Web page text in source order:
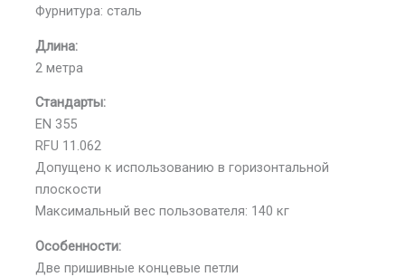
Фурнитура: сталь
Длина:
2 метра
Стандарты:
EN 355
RFU 11.062
Допущено к использованию в горизонтальной
плоскости
Максимальный вес пользователя: 140 кг
Особенности:
Две пришивные концевые петли